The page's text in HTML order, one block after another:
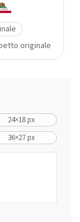
originale
24×18 px
36×27 px